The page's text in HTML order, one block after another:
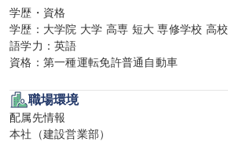
学歴・資格
学歴：大学院 大学 高専 短大 専修学校 高校
語学力：英語
資格：第一種運転免許普通自動車
職場環境
配属先情報
本社（建設営業部）